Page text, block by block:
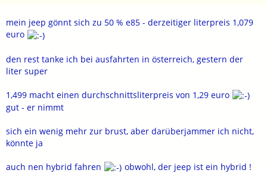
mein jeep gönnt sich zu 50 % e85 - derzeitiger literpreis 1,079
euro
den rest tanke ich bei ausfahrten in österreich, gestern der
liter super
1,499 macht einen durchschnittsliterpreis von 1,29 euro
gut - er nimmt
sich ein wenig mehr zur brust, aber darüberjammer ich nicht,
könnte ja
auch nen hybrid fahren
obwohl, der jeep ist ein hybrid !